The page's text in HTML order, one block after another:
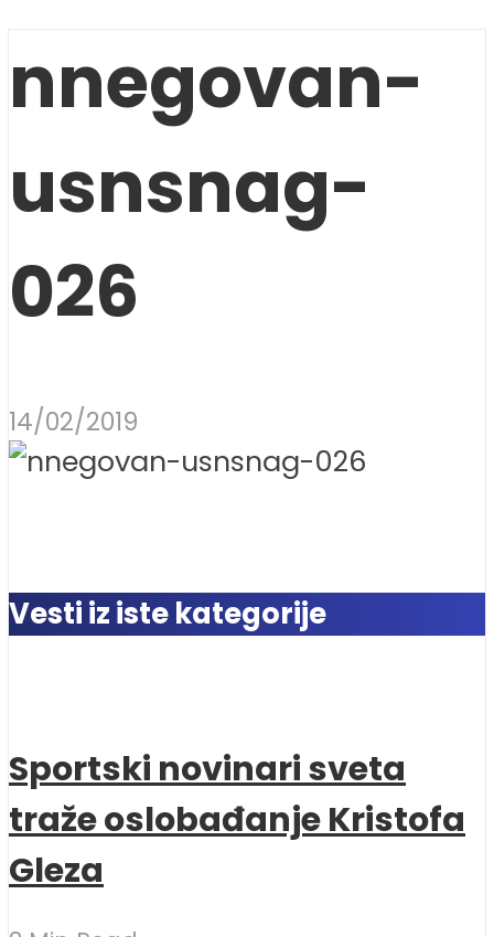
nnegovan-
usnsnag-
026
14/02/2019
Vesti iz iste kategorije
Sportski novinari sveta
traže oslobađanje Kristofa
Gleza